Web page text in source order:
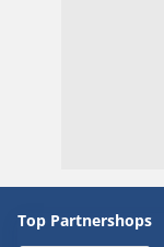
Top Partnershops